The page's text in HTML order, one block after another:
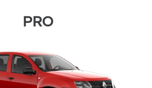
PRO